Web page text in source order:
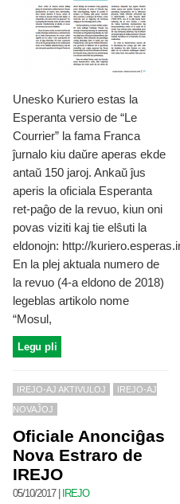
Unesko Kuriero estas la
Esperanta versio de “Le
Courrier” la fama Franca
ĵurnalo kiu daŭre aperas ekde
antaŭ 150 jaroj. Ankaŭ ĵus
aperis la oficiala Esperanta
ret-paĝo de la revuo, kiun oni
povas viziti kaj tie elŝuti la
eldonojn: http://
En la plej aktuala numero de
la revuo (4-a eldono de 2018)
legeblas artikolo nome
“Mosul,
Legu pli
IREJO-AJ AKTIVULOJ IREJO-AJ
NOVAĴOJ
Oficiale Anonciĝas
Nova Estraro de
IREJO
05/10/2017| IREJO